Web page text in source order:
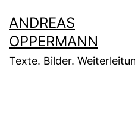
Inhalt
springen
ANDREAS
OPPERMANN
Texte. Bilder.